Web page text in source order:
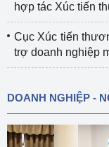
hợp tác Xúc tiến
Cục Xúc tiến
trợ doanh nghiệp
DOANH NGHIỆP -